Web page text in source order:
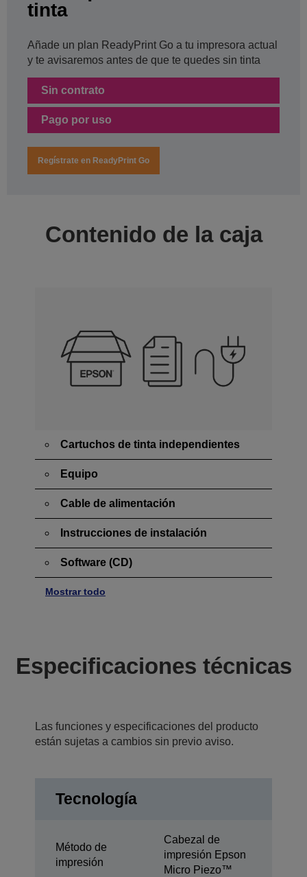
tinta
Añade un plan ReadyPrint Go a tu impresora actual
y te avisaremos antes de que te quedes sin tinta
Sin contrato
Pago por uso
Regístrate en ReadyPrint Go
Contenido de la caja
Cartuchos de tinta independientes
Equipo
Cable de alimentación
Instrucciones de instalación
Software (CD)
Mostrar todo
Especificaciones técnicas
Las funciones y especificaciones del producto
están sujetas a cambios sin previo aviso.
Tecnología
Método de
impresión
Cabezal de
impresión Epson
Micro Piezo™